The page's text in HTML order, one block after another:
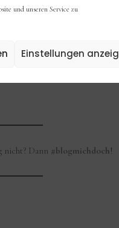
und unseren Service zu
Einstellungen
wie gesagt eine Vorliebe und
Antwort, aber es
Typ nur so denken?
„.
kriegt Gehör über Social
eben auch keine
nicht? Dann #blogmichdoch!